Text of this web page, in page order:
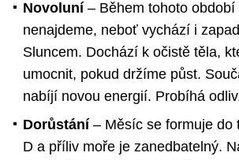
Novoluní – Během tohoto
nenajdeme, neboť vychází i
Sluncem. Dochází k očistě těla,
umocnit, pokud držíme půst.
nabíjí novou energií. Probíhá
Dorůstání – Měsíc se formuje do
D a příliv moře je zanedbatelný.